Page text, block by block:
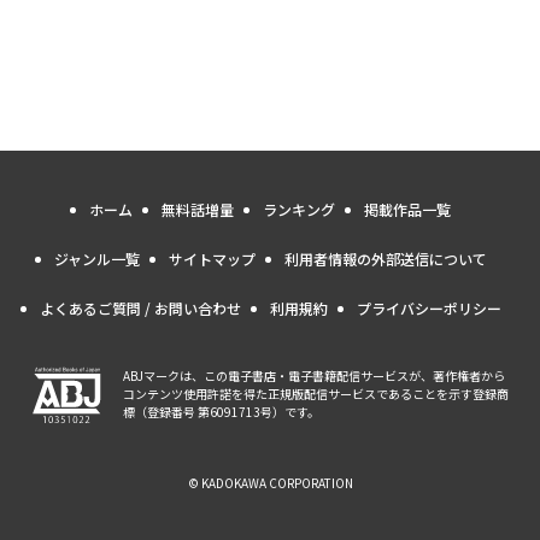
ホーム 無料話増量 ランキング 掲載作品一覧
ジャンル一覧 サイトマップ 利用者情報の外部送信について
よくあるご質問 / お問い合わせ 利用規約 プライバシーポリシー
ABJマークは、この電子書店・電子書籍配信サービスが、著作権者から
コンテンツ使用許諾を得た正規版配信サービスであることを示す登録商
標（登録番号 第6091713号）です。
© KADOKAWA CORPORATION